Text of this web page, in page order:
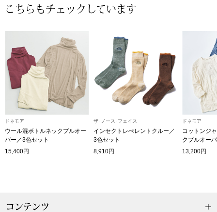
ルメールオマージュウオッチ
ランド
集
すべて見る
ア
和装
和装小物
その他
こちらもチェックしています
ドネモア
ウール混ボトルネックプルオー
バー／3色セット
15,400円
ザ･ノース･フェイス
インセクトレぺレントクルー／
3色セット
8,910円
ドネモア
コットンジ
クプルオー
13,200円
コンテンツ